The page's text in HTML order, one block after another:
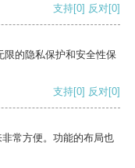
支持[0] 反对[0]
限的隐私保护和安全性保
支持[0] 反对[0]
常方便。功能的布局也